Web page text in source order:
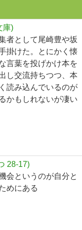
庫)
者として尾崎豊や坂
掛けた。とにかく懐
言葉を投げかけ本を
し交流持ちつつ、本
読み込んでいるのが
かもしれないが凄い
28-17)
会というのが自分と
めにある